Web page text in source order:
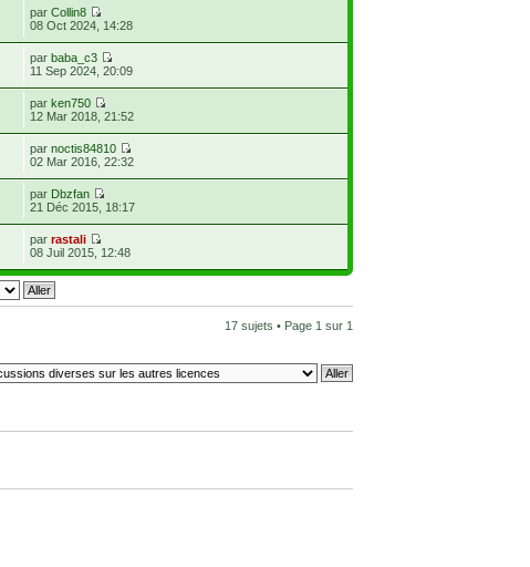
parCollin8
08 Oct 2024, 14:28
parbaba_c3
11 Sep 2024, 20:09
parken750
12 Mar 2018, 21:52
parnoctis84810
02 Mar 2016, 22:32
par Dbzfan
21 Déc 2015, 18:17
parrastali
08 Juil 2015, 12:48
17 sujets • Page 1 sur 1